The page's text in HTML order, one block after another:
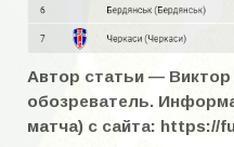
Автор статьи —
обозреватель.
матча) с сайта: https://